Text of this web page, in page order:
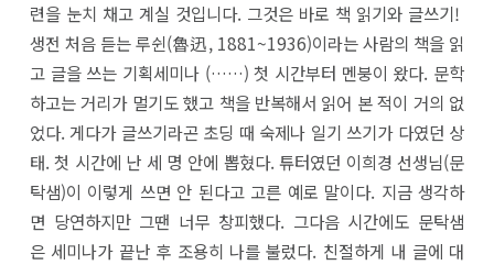
련을 눈치 채고 계실 것입니다. 그것은 바로 책 읽기와 글쓰기!
생전 처음 듣는 루쉰(魯迅, 1881~1936)이라는 사람의 책을 읽
고 글을 쓰는 기획세미나 (……) 첫 시간부터 멘붕이 왔다. 문학
하고는 거리가 멀기도 했고 책을 반복해서 읽어 본 적이 거의 없
었다. 게다가 글쓰기라곤 초딩 때 숙제나 일기 쓰기가 다였던 상
태. 첫 시간에 난 세 명 안에 뽑혔다. 튜터였던 이희경 선생님(문
탁샘)이 이렇게 쓰면 안 된다고 고른 예로 말이다. 지금 생각하
면 당연하지만 그땐 너무 창피했다. 그다음 시간에도 문탁샘
은 세미나가 끝난 후 조용히 나를 불렀다. 친절하게 내 글에 대